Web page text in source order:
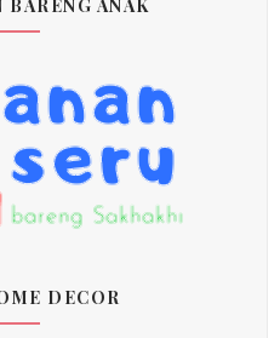
ANAK
DECOR